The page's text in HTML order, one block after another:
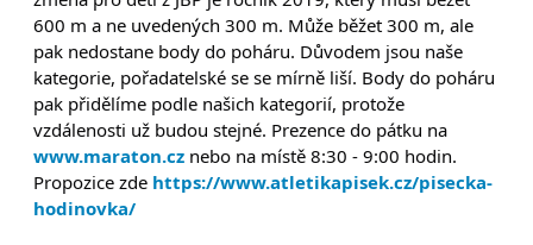
600 m a ne uvedených 300 m. Může běžet 300 m, ale
pak nedostane body do poháru. Důvodem jsou naše
kategorie, pořadatelské se se mírně liší. Body do poháru
pak přidělíme podle našich kategorií, protože
vzdálenosti už budou stejné. Prezence do pátku na
www.maraton.cz nebo na místě 8:30 - 9:00 hodin.
Propozice zde https://www.atletikapisek.cz/pisecka-
hodinovka/